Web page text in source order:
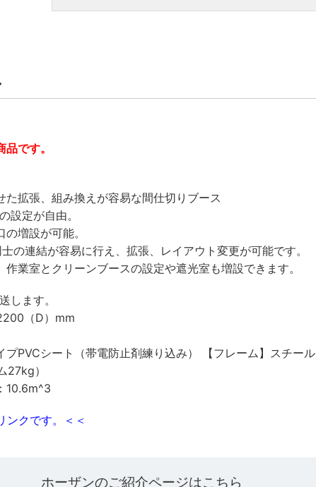
です。
拡張、組み換えが容易な間仕切りブース
設定が自由。
増設が可能。
の連結が容易に行え、拡張、レイアウト変更が可能です。
業室とクリーンブースの設定や遮光室も増設できます。
します。
（D）mm
PVCシート（帯電防止剤練り込み） 【フレーム】スチール
27kg）
10.6m^3
ンクです。＜＜
ホーザンのご紹介ページはこちら